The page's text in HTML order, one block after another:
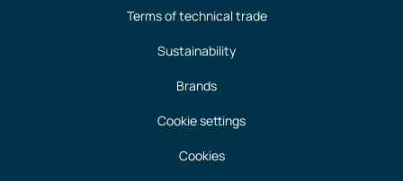
Terms of technical trade
Sustainability
Brands
Cookie settings
Cookies